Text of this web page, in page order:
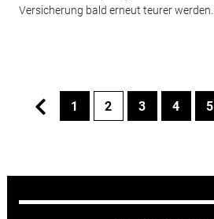
Versicherung bald erneut teurer werden.
1 2 3 4 5